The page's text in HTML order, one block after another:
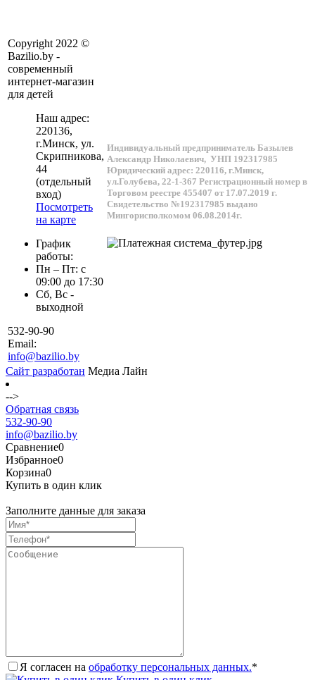
Copyright 2022 ©
Bazilio.by -
современный
интернет-магазин
для детей
Наш адрес:
220136,
г.Минск, ул.
Скрипникова,
44
(отдельный
вход)
Посмотреть
на карте
График
работы:
Пн – Пт: с
09:00 до 17:30
Сб, Вс -
выходной
532-90-90
Email:
info@bazilio.by
Индивидуальный предприниматель Базылев
Александр Николаевич, УНП 192317985
Юридический адрес: 220116, г.Минск,
ул.Голубева, 22-1-367 Регистрационный номер в
Торговом реестре 455407 от 17.07.2019 г.
Свидетельство №192317985 выдано
Мингорисполкомом 06.08.2014г.
Сайт разработан Медиа Лайн
-->
Обратная связь
532-90-90
info@bazilio.by
Сравнение0
Избранное0
Корзина0
Купить в один клик
Заполните данные для заказа
Я согласен на обработку персональных данных.*